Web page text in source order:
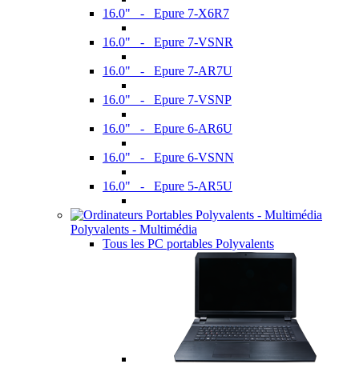
16.0" - Epure 7-X6R7
16.0" - Epure 7-VSNR
16.0" - Epure 7-AR7U
16.0" - Epure 7-VSNP
16.0" - Epure 6-AR6U
16.0" - Epure 6-VSNN
16.0" - Epure 5-AR5U
Polyvalents - Multimédia
Tous les PC portables Polyvalents